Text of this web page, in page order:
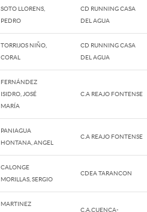
SOTO LLORENS,
PEDRO
CD RUNNING CASA
DEL AGUA
TORRIJOS NIÑO,
CORAL
CD RUNNING CASA
DEL AGUA
FERNÁNDEZ
ISIDRO, JOSÉ
MARÍA
C.A REAJO FONTENSE
PANIAGUA
HONTANA, ANGEL
C.A REAJO FONTENSE
CALONGE
MORILLAS, SERGIO
CDEA TARANCON
MARTINEZ
C.A.CUENCA-